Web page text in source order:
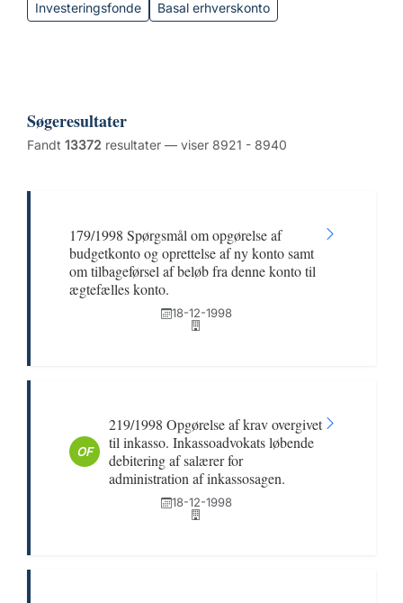
Investeringsfonde
Basal erhverskonto
Søgeresultater
Fandt 13372 resultater — viser 8921 - 8940
179/1998 Spørgsmål om opgørelse af
budgetkonto og oprettelse af ny konto samt
om tilbageførsel af beløb fra denne konto til
ægtefælles konto.
18-12-1998
OF
219/1998 Opgørelse af krav overgivet
til inkasso. Inkassoadvokats løbende
debitering af salærer for
administration af inkassosagen.
18-12-1998